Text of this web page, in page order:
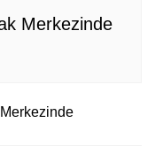
Merkezinde